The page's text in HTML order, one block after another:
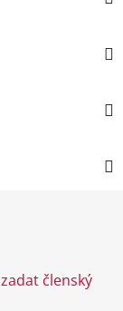
členský